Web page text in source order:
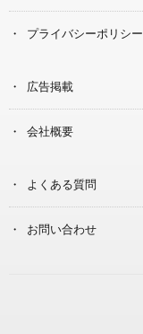
プライバシーポリシー
広告掲載
会社概要
よくある質問
お問い合わせ